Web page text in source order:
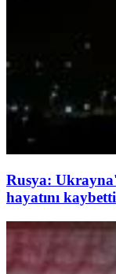
Rusya:
hayatını kaybetti